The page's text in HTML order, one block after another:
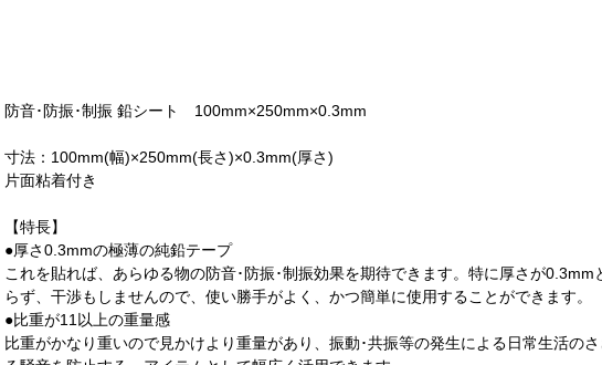
防音･防振･制振 鉛シート 100mm×250mm×0.3mm
寸法：100mm(幅)×250mm(長さ)×0.3mm(厚さ)
片面粘着付き
【特長】
●厚さ0.3mmの極薄の純鉛テープ
これを貼れば、あらゆる物の防音･防振･制振効果を期待できます。特に厚さが0.3mm
らず、干渉もしませんので、使い勝手がよく、かつ簡単に使用することができます。
●比重が11以上の重量感
比重がかなり重いので見かけより重量があり、振動･共振等の発生による日常生活の